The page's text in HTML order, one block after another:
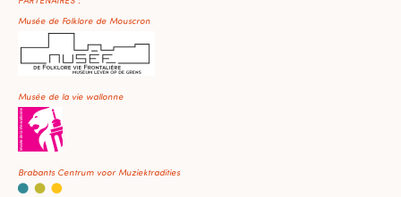
Musée de Folklore de Mouscron
Musée de la vie wallonne
Brabants Centrum voor Muziektradities